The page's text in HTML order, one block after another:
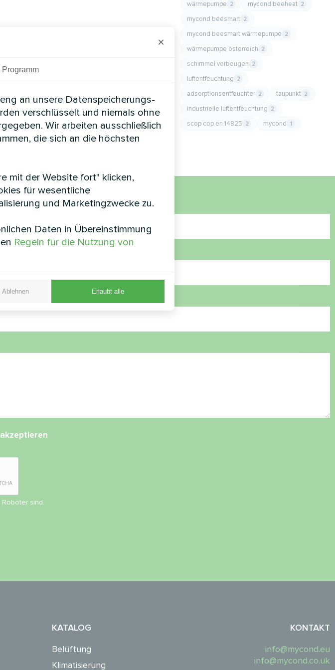
wärmepumpe 2 mycond beeheat 2
mycond beesmart 2
mycond beesmart wärmepumpe 2
wärmepumpe österreich 2
schimmel vorbeugen 2
luftentfeuchtung 2
adsorptionsentfeuchter 2 taupunkt 2
industrielle luftentfeuchtung 2
scop cop en 14825 2 mycond 1
akzeptieren
sind.
KATALOG
Belüftung
Klimatisierung
KONTAKT
info@mycond.eu
info@mycond.co.uk
×
Programm
an unsere Datenspeicherungs-
verschlüsselt und niemals ohne
Wir arbeiten ausschließlich
die sich an die höchsten
mit der Website fort" klicken,
für wesentliche
und Marketingzwecke zu.
Daten in Übereinstimmung
Regeln für die Nutzung von
Ablehnen Erlaubt alle